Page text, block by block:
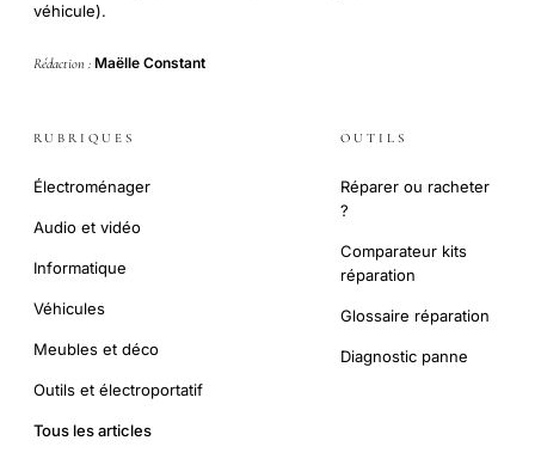
véhicule).
Rédaction : Maëlle Constant
RUBRIQUES
Électroménager
Audio et vidéo
Informatique
Véhicules
Meubles et déco
Outils et électroportatif
Tous les articles
OUTILS
Réparer ou racheter
?
Comparateur kits
réparation
Glossaire réparation
Diagnostic panne